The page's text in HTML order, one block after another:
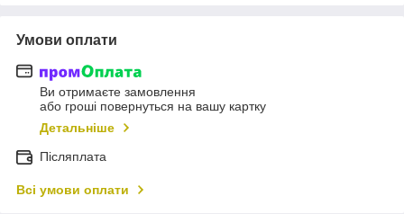
Умови оплати
Ви отримаєте замовлення
або гроші повернуться на вашу картку
Детальніше
Післяплата
Всі умови оплати